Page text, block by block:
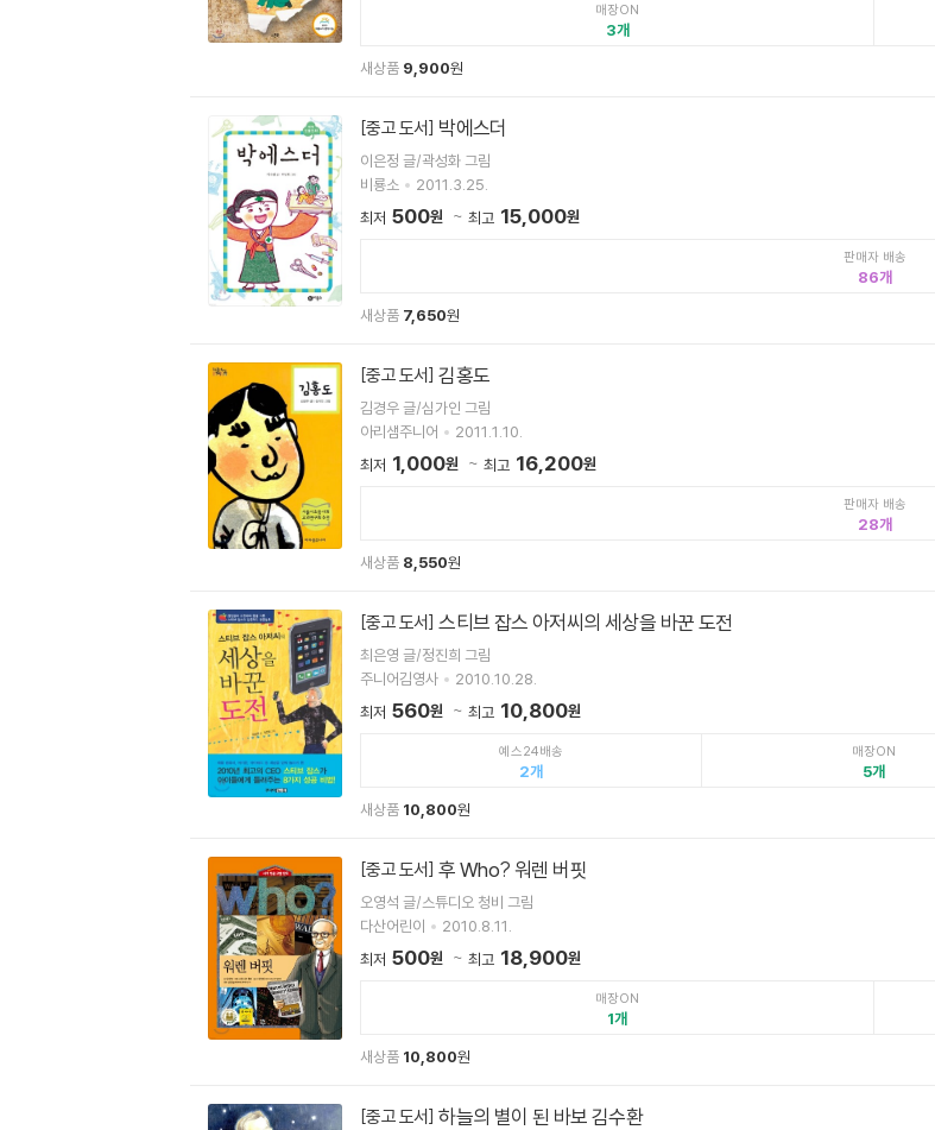
매장ON
3
새상품 9,900원
[중고 도서] 박에스더
이은정 글/곽성화 그림
비룡소
2011.3.25.
최저 500원 최고 15,000원
판매자 배송
86
새상품 7,650원
[중고 도서] 김홍도
김경우 글/심가인 그림
아리샘주니어
2011.1.10.
최저 1,000원 최고 16,200원
판매자 배송
28
새상품 8,550원
[중고 도서] 스티브 잡스 아저씨의 세상을 바꾼 도전
최은영 글/정진희 그림
주니어김영사
2010.10.28.
최저 560원 최고 10,800원
예스24배송
2
매장ON
5
새상품 10,800원
[중고 도서] 후 Who? 워렌 버핏
오영석 글/스튜디오 청비 그림
다산어린이
2010.8.11.
최저 500원 최고 18,900원
매장ON
1
새상품 10,800원
[중고 도서] 하늘의 별이 된 바보 김수환